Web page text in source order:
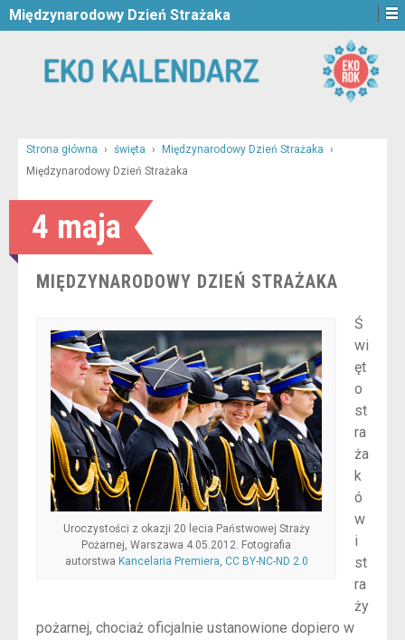
Międzynarodowy Dzień Strażaka
Strona główna › święta › Międzynarodowy Dzień Strażaka ›
Międzynarodowy Dzień Strażaka
4 maja
MIĘDZYNARODOWY DZIEŃ STRAŻAKA
Uroczystości z okazji 20 lecia Państwowej Straży
Pożarnej, Warszawa 4.05.2012. Fotografia
autorstwa Kancelaria Premiera, CC BY-NC-ND 2.0
Ś
wi
ęt
o
st
ra
ża
k
ó
w
i
st
ra
ży
pożarnej, chociaż oficjalnie ustanowione dopiero w